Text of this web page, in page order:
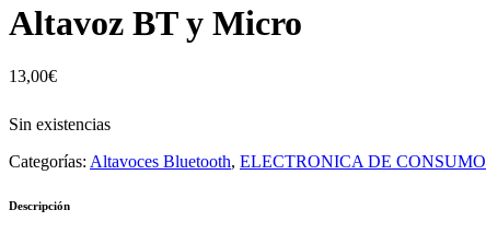
Altavoz BT y Micro
13,00€
Sin existencias
Categorías: Altavoces Bluetooth, ELECTRONICA DE CONSUMO
Descripción